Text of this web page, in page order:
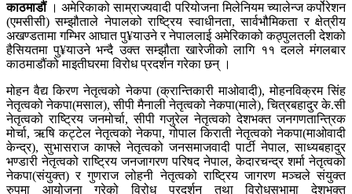
काठमाडौं। अमेरिकाको साम्राज्यवादी परियोजना मिलेनियम च्यालेन्ज कर्पोरेशन
(एमसीसी) सम्झौताले नेपालको राष्ट्रिय स्वाधीनता, सार्वभौमिकता र क्षेत्रीय
अखण्डतामा गम्भिर आघात पु¥याउने र नेपाललाई अमेरिकाको कठ्पुलतली देशको
हैसियतमा पु¥याउने भन्दै उक्त सम्झौता खारेजीको लागि ११ दलले मंगलबार
काठमाडौंको माइतीघरमा विरोध प्रदर्शन गरेका छन् ।
मोहन वैद्य किरण नेतृत्वको नेकपा (क्रान्तिकारी माओवादी), मोहनविक्रम सिंह
नेतृत्वको नेकपा(मसाल), सीपी मैनाली नेतृत्वको नेकपा(माले), चित्रबहादुर के.सी
नेतृत्वको राष्ट्रिय जनमोर्चा, सीपी गजुरेल नेतृत्वको देशभक्त जनगणतान्त्रिक
मोर्चा, ऋषि कट्टेल नेतृत्वको नेकपा, गोपाल किराती नेतृत्वको नेकपा(माओवादी
केन्द्र), सुभासराज काफ्ले नेतृत्वको जनसमाजवादी पार्टी नेपाल, साध्यबहादुर
भण्डारी नेतृत्वको राष्ट्रिय जनजागरण परिषद नेपाल, केदारचन्द्र शर्मा नेतृत्वको
नेकपा(संयुक्त) र गुणराज लोहनी नेतृत्वको राष्ट्रिय जागरण मञ्चले संयुक्त
रुपमा आयोजना गरेको विरोध प्रदर्शन तथा विरोधसभामा देशभक्त